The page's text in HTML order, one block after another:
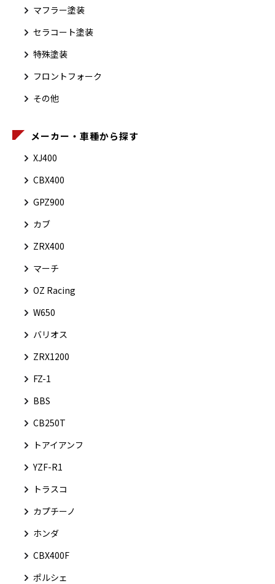
マフラー塗装
セラコート塗装
特殊塗装
フロントフォーク
その他
メーカー・車種から探す
XJ400
CBX400
GPZ900
カブ
ZRX400
マーチ
OZ Racing
W650
バリオス
ZRX1200
FZ-1
BBS
CB250T
トアイアンフ
YZF-R1
トラスコ
カプチーノ
ホンダ
CBX400F
ポルシェ